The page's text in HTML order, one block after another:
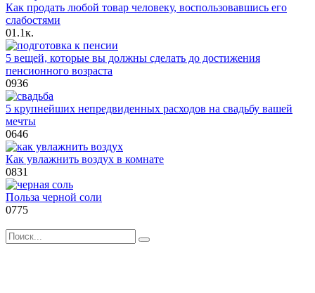
Как продать любой товар человеку, воспользовавшись его
слабостями
01.1к.
5 вещей, которые вы должны сделать до достижения
пенсионного возраста
0936
5 крупнейших непредвиденных расходов на свадьбу вашей
мечты
0646
Как увлажнить воздух в комнате
0831
Польза черной соли
0775
Search
for: